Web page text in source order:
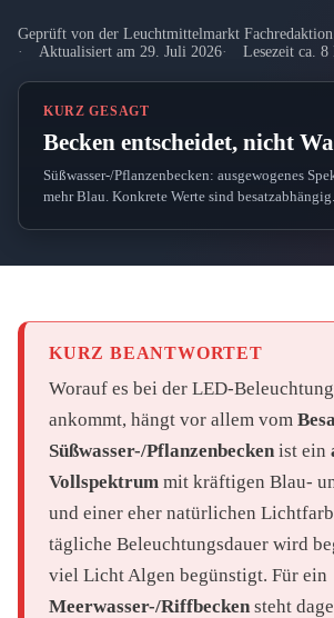
Geprüft von der Leuchtmittelmarkt Fachredaktion
Aktualisiert am 29. Juli 2026
Lesezeit ca.
KURZ GESAGT
Becken entscheidet, nicht
Süßwasser-/Pflanzenbecken: ausgewogenes
mehr Blau. Konkrete Werte sind besatzabhängig.
KURZ BEANTWORTET
Worauf es bei der LED-
ankommt, hängt vor allem vom
Süßwasser-/Pflanzenbecken ist ein
Vollspektrum mit kräftigen Blau-
und einer eher natürlichen
tägliche Beleuchtungsdauer wird
viel Licht Algen begünstigt. Für ein
Meerwasser-/Riffbecken steht